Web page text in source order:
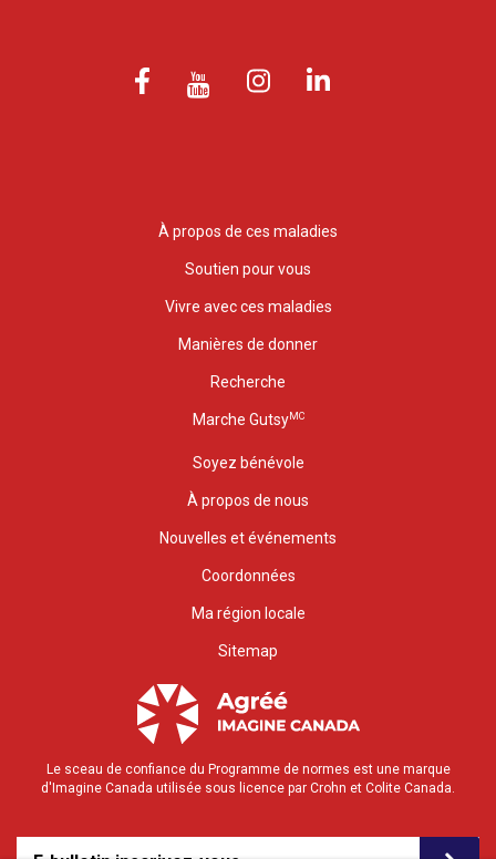
À propos de ces maladies
Soutien pour vous
Vivre avec ces maladies
Manières de donner
Recherche
Marche GutsyMC
Soyez bénévole
À propos de nous
Nouvelles et événements
Coordonnées
Ma région locale
Sitemap
Le sceau de confiance du Programme de normes est une marque
d'Imagine Canada utilisée sous licence par Crohn et Colite Canada.